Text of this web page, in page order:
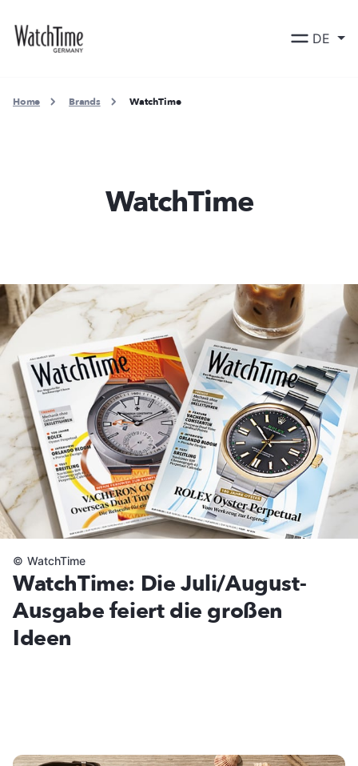
DE
Home Brands WatchTime
WatchTime
WatchTime: Die Juli/August-
Ausgabe feiert die großen
Ideen
© WatchTime